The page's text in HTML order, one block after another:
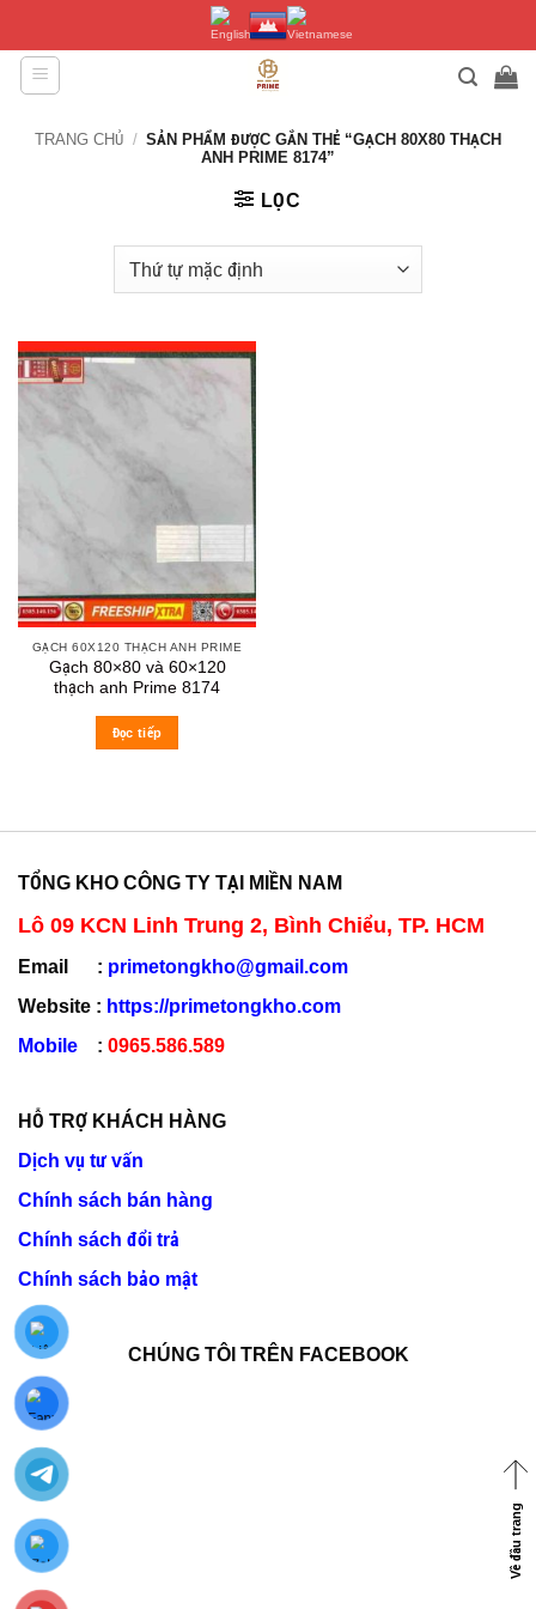
TRANG CHỦ / SẢN PHẨM ĐƯỢC GẮN THẺ “GẠCH 80X80 THẠCH
ANH PRIME 8174”
LỌC
GẠCH 60X120 THẠCH ANH PRIME
Gạch 80×80 và 60×120
thạch anh Prime 8174
Đọc tiếp
TỔNG KHO CÔNG TY TẠI MIỀN NAM
Lô 09 KCN Linh Trung 2, Bình Chiểu, TP. HCM
Email : primetongkho@gmail.com
Website : https://primetongkho.com
Mobile : 0965.586.589
HỖ TRỢ KHÁCH HÀNG
Dịch vụ tư vấn
Chính sách bán hàng
Chính sách đổi trả
Chính sách bảo mật
CHÚNG TÔI TRÊN FACEBOOK
Về đầu trang